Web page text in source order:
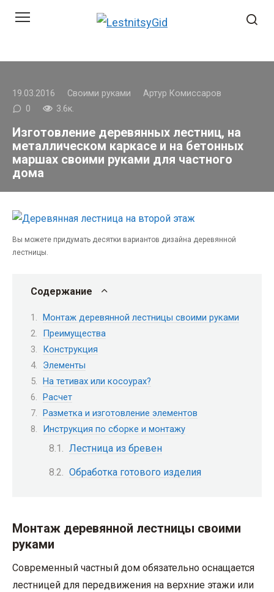
19.03.2016 Своими руками
Артур Комиссаров
0
3.6к.
Изготовление деревянных лестниц, на
металлическом каркасе и на бетонных
маршах своими руками для частного
дома
Вы можете придумать десятки вариантов дизайна деревянной
лестницы.
Содержание
Монтаж деревянной лестницы своими руками
Преимущества
Конструкция
Элементы
На тетивах или косоурах?
Расчет
Разметка и изготовление элементов
Инструкция по сборке и монтажу
Лестница из бревен
Обработка готового изделия
Монтаж деревянной лестницы своими
руками
Современный частный дом обязательно оснащается
лестницей для передвижения на верхние этажи или